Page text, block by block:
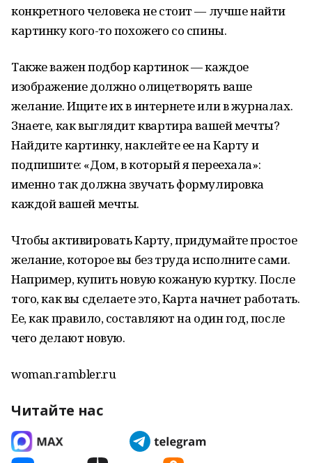
конкретного человека не стоит — лучше найти
картинку кого-то похожего со спины.
Также важен подбор картинок — каждое
изображение должно олицетворять ваше
желание. Ищите их в интернете или в журналах.
Знаете, как выглядит квартира вашей мечты?
Найдите картинку, наклейте ее на Карту и
подпишите: «Дом, в который я переехала»:
именно так должна звучать формулировка
каждой вашей мечты.
Чтобы активировать Карту, придумайте простое
желание, которое вы без труда исполните сами.
Например, купить новую кожаную куртку. После
того, как вы сделаете это, Карта начнет работать.
Ее, как правило, составляют на один год, после
чего делают новую.
woman.rambler.ru
Читайте нас